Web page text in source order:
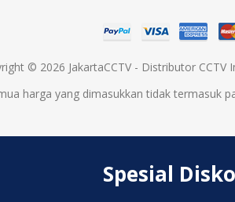
© 2026 JakartaCCTV - Distributor CCTV
harga yang dimasukkan tidak termasuk
Spesial